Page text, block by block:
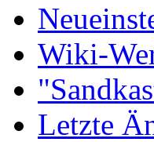
Wiki-
Letzte